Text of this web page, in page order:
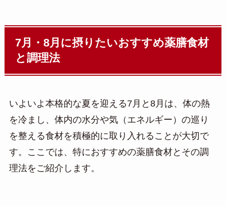
7月・8月に摂りたいおすすめ薬膳食材
と調理法
いよいよ本格的な夏を迎える7月と8月は、体の熱
を冷まし、体内の水分や気（エネルギー）の巡り
を整える食材を積極的に取り入れることが大切で
す。ここでは、特におすすめの薬膳食材とその調
理法をご紹介します。